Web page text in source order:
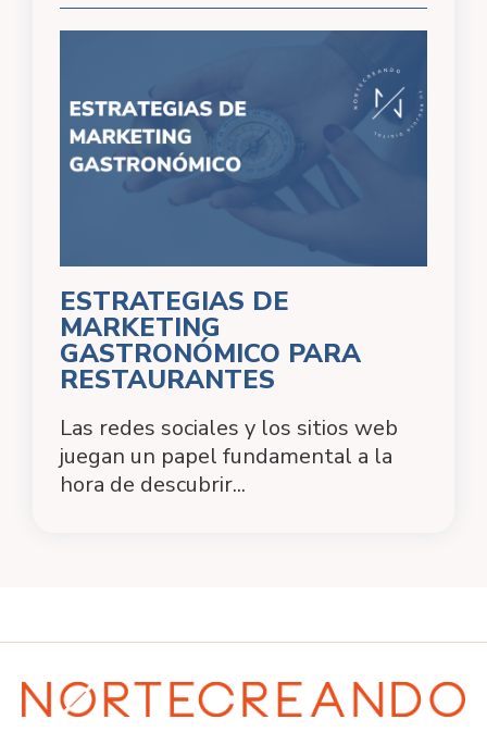
ESTRATEGIAS DE
MARKETING
GASTRONÓMICO PARA
RESTAURANTES
Las redes sociales y los sitios web
juegan un papel fundamental a la
hora de descubrir...